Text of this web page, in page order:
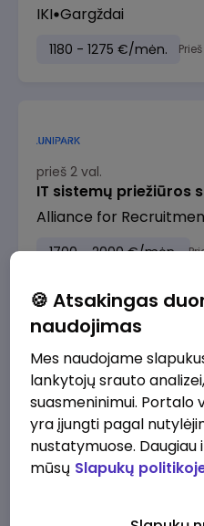
IKI Gargždai
1180 - 1275 €/mėn.
prieš 2 val.
IT sistemų priežiūros
Alliance for
1700 - 2000 €/mėn.
liko 1 d.
PARDUOTUVĖS
Alliance for
2530 - 3160 €/mėn.
🍪 Atsakingas
naudojimas
Mes naudojame
lankytojų srauto
suasmeninimui. Portalo
yra įjungti pagal
nustatymuose.
mūsų Slapukų